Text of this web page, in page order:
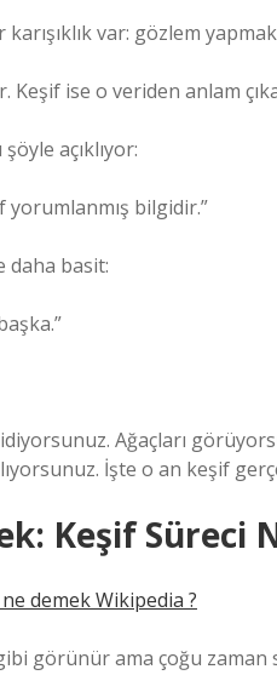
var: gözlem
Keşif ise o veriden anlam
açıklıyor:
yorumlanmış bilgidir.”
daha basit:
Ağaçları
İşte o an keşif
Keşif Süreci
demek Wikipedia ?
görünür ama çoğu